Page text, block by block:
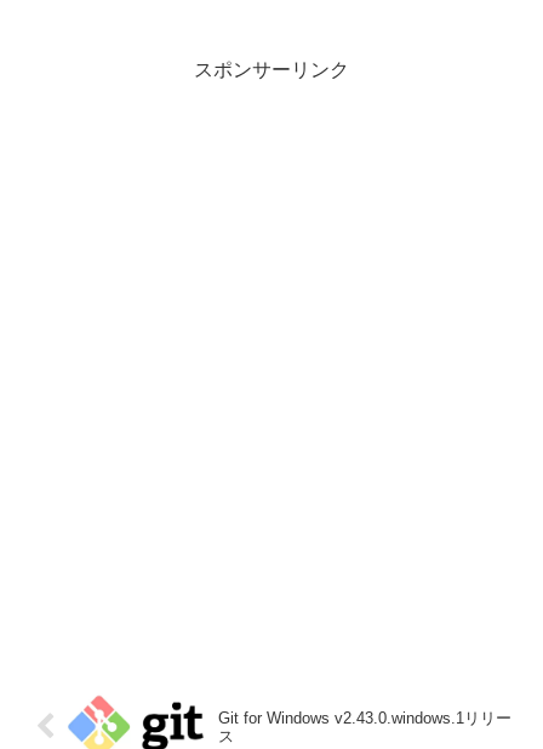
スポンサーリンク
Git for Windows v2.43.0.windows.1リリー
ス